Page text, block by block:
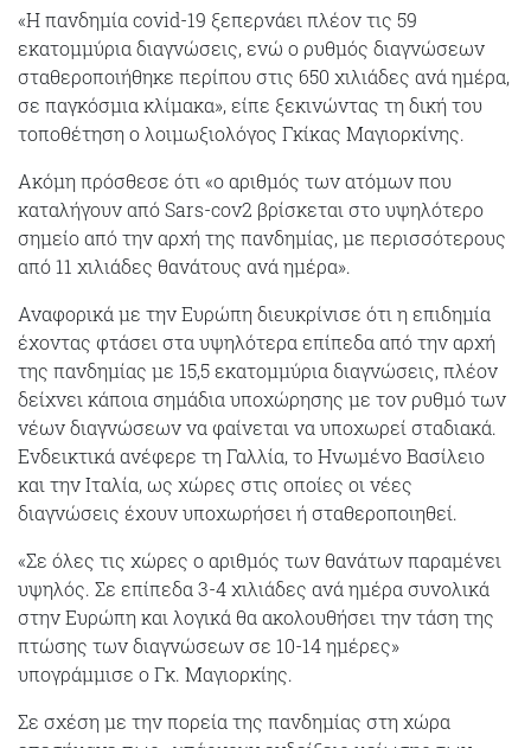
«Η πανδημία covid-19 ξεπερνάει πλέον τις 59
εκατομμύρια διαγνώσεις, ενώ ο ρυθμός διαγνώσεων
σταθεροποιήθηκε περίπου στις 650 χιλιάδες ανά ημέρα,
σε παγκόσμια κλίμακα», είπε ξεκινώντας τη δική του
τοποθέτηση ο λοιμωξιολόγος Γκίκας Μαγιορκίνης.
Ακόμη πρόσθεσε ότι «ο αριθμός των ατόμων που
καταλήγουν από Sars-cov2 βρίσκεται στο υψηλότερο
σημείο από την αρχή της πανδημίας, με περισσότερους
από 11 χιλιάδες θανάτους ανά ημέρα».
Αναφορικά με την Ευρώπη διευκρίνισε ότι η επιδημία
έχοντας φτάσει στα υψηλότερα επίπεδα από την αρχή
της πανδημίας με 15,5 εκατομμύρια διαγνώσεις, πλέον
δείχνει κάποια σημάδια υποχώρησης με τον ρυθμό των
νέων διαγνώσεων να φαίνεται να υποχωρεί σταδιακά.
Ενδεικτικά ανέφερε τη Γαλλία, το Ηνωμένο Βασίλειο
και την Ιταλία, ως χώρες στις οποίες οι νέες
διαγνώσεις έχουν υποχωρήσει ή σταθεροποιηθεί.
«Σε όλες τις χώρες ο αριθμός των θανάτων παραμένει
υψηλός. Σε επίπεδα 3-4 χιλιάδες ανά ημέρα συνολικά
στην Ευρώπη και λογικά θα ακολουθήσει την τάση της
πτώσης των διαγνώσεων σε 10-14 ημέρες»
υπογράμμισε ο Γκ. Μαγιορκίης.
Σε σχέση με την πορεία της πανδημίας στη χώρα